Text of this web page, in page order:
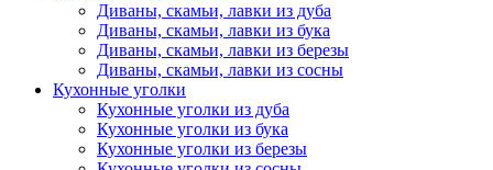
Диваны, скамьи, лавки из дуба
Диваны, скамьи, лавки из бука
Диваны, скамьи, лавки из березы
Диваны, скамьи, лавки из сосны
Кухонные уголки
Кухонные уголки из дуба
Кухонные уголки из бука
Кухонные уголки из березы